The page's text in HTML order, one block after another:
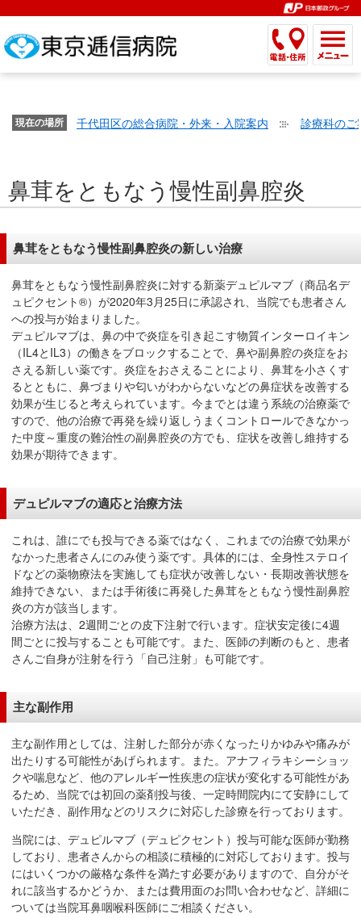
が
す。
ー
ジ
内
メ
ー
ヘ
ダ
ー
メ
ニ
ュ
ー
へ
移
動
し
ま
す
通
メ
ニ
ュ
ー
へ
移
動
し
現
の
場
所
へ
移
動
し
ま
す
こ
さ
で
す。
こ
き
定
す。
こ
ニ
で
す。
こ
ま
ッ
メ
ニ
で
す。
こ
か
イ
検
索
す。
こ
こ
ま
イ
検
索
す。
こ
こ
か
通
ュ
ー
す。
こ
こ
ま
共
通
ュ
ー
す。
現在の場所 千代田区の総合病院・外来・入院案内 診療科のご
こ
か
文
す。
鼻茸をともなう慢性副鼻腔炎
鼻茸をともなう慢性副鼻腔炎の新しい治療
鼻茸をともなう慢性副鼻腔炎に対する新薬デュピルマブ（商品名デ
ュピクセント®）が2020年3月25日に承認され、当院でも患者さん
への投与が始まりました。
デュピルマブは、鼻の中で炎症を引き起こす物質インターロイキン
（IL4とIL3）の働きをブロックすることで、鼻や副鼻腔の炎症をお
さえる新しい薬です。炎症をおさえることにより、鼻茸を小さくす
るとともに、鼻づまりや匂いがわからないなどの鼻症状を改善する
効果が生じると考えられています。今までとは違う系統の治療薬で
すので、他の治療で再発を繰り返しうまくコントロールできなかっ
た中度～重度の難治性の副鼻腔炎の方でも、症状を改善し維持する
効果が期待できます。
デュピルマブの適応と治療方法
これは、誰にでも投与できる薬ではなく、これまでの治療で効果が
なかった患者さんにのみ使う薬です。具体的には、全身性ステロイ
ドなどの薬物療法を実施しても症状が改善しない・長期改善状態を
維持できない、または手術後に再発した鼻茸をともなう慢性副鼻腔
炎の方が該当します。
治療方法は、2週間ごとの皮下注射で行います。症状安定後に4週
間ごとに投与することも可能です。また、医師の判断のもと、患者
さんご自身が注射を行う「自己注射」も可能です。
主な副作用
主な副作用としては、注射した部分が赤くなったりかゆみや痛みが
出たりする可能性があげられます。また。アナフィラキシーショッ
クや喘息など、他のアレルギー性疾患の症状が変化する可能性があ
るため、当院では初回の薬剤投与後、一定時間院内にて安静にして
いただき、副作用などのリスクに対応した診療を行っております。
当院には、デュピルマブ（デュピクセント）投与可能な医師が勤務
しており、患者さんからの相談に積極的に対応しております。投与
にはいくつかの厳格な条件を満たす必要がありますので、自分がそ
れに該当するかどうか、または費用面のお問い合わせなど、詳細に
ついては当院耳鼻咽喉科医師にご相談ください。